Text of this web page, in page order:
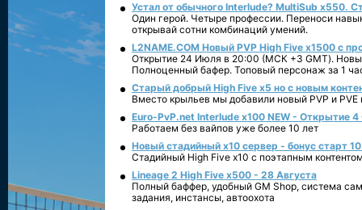
Устал от обычного Interlude? MultiSub x550.
Один герой. Четыре профессии. Переноси
открывай сотни комбинаций умений.
L2NAME.COM Новый PVP High Five x1500 с
Открытие 24 Июля в 20:00 (МСК +3 GMT).
Полноценный бафер. Топовый персонаж за 1
Старый добрый High Five x5 но с новым
Вместо крыльев мы добавили новый PVP и PVE
Euro-PvP.net Interlude х100 NEW - Открытие 4
Работаем без вайпов уже более 10 лет
Новый стадийный х10 сервер - бонус старт
Стадийный High Five x10 с поэтапным
Lineage 2 High Five x500 - 28 Августа
Полный баффер, удобный GM Shop, система
задания, инстансы, автоохота